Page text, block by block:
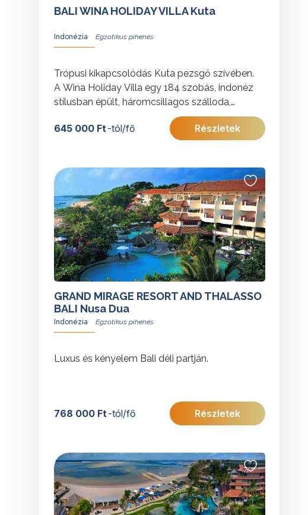
BALI WINA HOLIDAY VILLA Kuta
Indonézia
Trópusi kikapcsolódás Kuta pezsgő szívében.
A Wina Holiday Villa egy 184 szobás, indonéz
stílusban épült, háromcsillagos szálloda,
amelyet buja, trópusi kert ölel körül.
645 000 Ft-tól/fő Részletek
GRAND MIRAGE RESORT AND THALASSO
BALI Nusa Dua
Indonézia
Luxus és kényelem Bali déli partján.
768 000 Ft-tól/fő Részletek